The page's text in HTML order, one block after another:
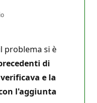
problema si è
di
e la
l'aggiunta